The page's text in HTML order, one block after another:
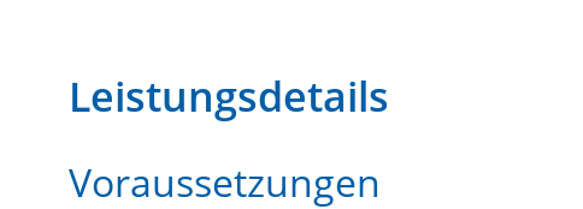
Leistungsdetails
Voraussetzungen